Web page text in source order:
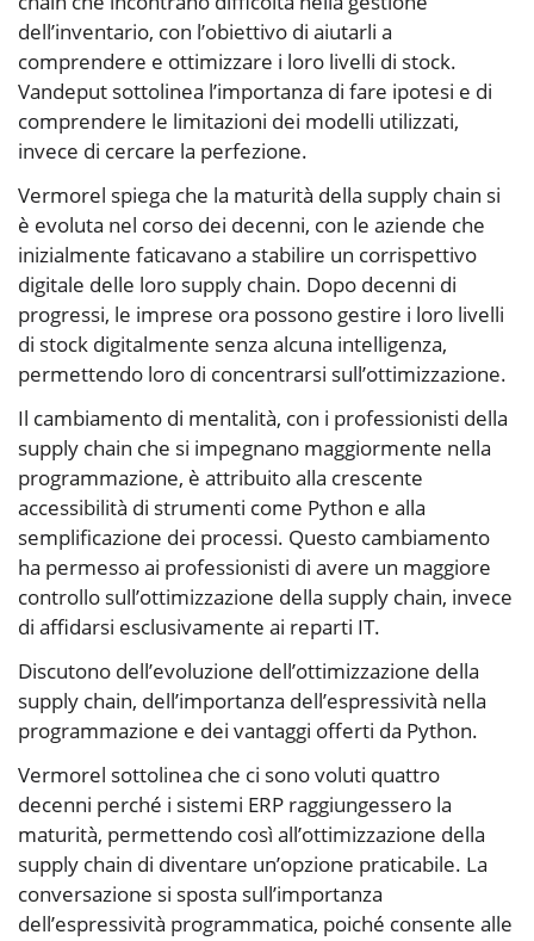
dell’inventario, con l’obiettivo di aiutarli a
comprendere e ottimizzare i loro livelli di stock.
Vandeput sottolinea l’importanza di fare ipotesi e di
comprendere le limitazioni dei modelli utilizzati,
invece di cercare la perfezione.
Vermorel spiega che la maturità della supply chain si
è evoluta nel corso dei decenni, con le aziende che
inizialmente faticavano a stabilire un corrispettivo
digitale delle loro supply chain. Dopo decenni di
progressi, le imprese ora possono gestire i loro livelli
di stock digitalmente senza alcuna intelligenza,
permettendo loro di concentrarsi sull’ottimizzazione.
Il cambiamento di mentalità, con i professionisti della
supply chain che si impegnano maggiormente nella
programmazione, è attribuito alla crescente
accessibilità di strumenti come Python e alla
semplificazione dei processi. Questo cambiamento
ha permesso ai professionisti di avere un maggiore
controllo sull’ottimizzazione della supply chain, invece
di affidarsi esclusivamente ai reparti IT.
Discutono dell’evoluzione dell’ottimizzazione della
supply chain, dell’importanza dell’espressività nella
programmazione e dei vantaggi offerti da Python.
Vermorel sottolinea che ci sono voluti quattro
decenni perché i sistemi ERP raggiungessero la
maturità, permettendo così all’ottimizzazione della
supply chain di diventare un’opzione praticabile. La
conversazione si sposta sull’importanza
dell’espressività programmatica, poiché consente alle